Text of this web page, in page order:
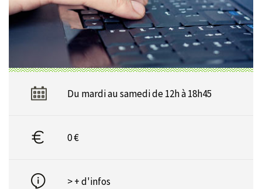
Du mardi au samedi de 12h à 18h45
0 €
> + d'infos